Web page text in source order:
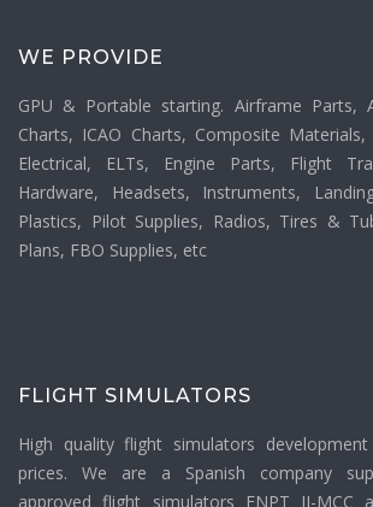
WE PROVIDE
GPU & Portable starting. Airframe Parts,
Charts, ICAO Charts, Composite Materials,
Electrical, ELTs, Engine Parts, Flight
Hardware, Headsets, Instruments,
Plastics, Pilot Supplies, Radios, Tires &
Plans, FBO Supplies, etc
FLIGHT SIMULATORS
High quality flight simulators
prices. We are a Spanish company
approved flight simulators FNPT II-MCC